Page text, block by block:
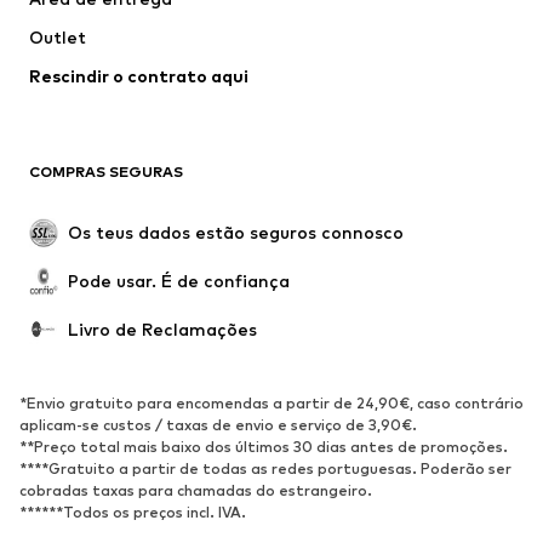
Roupa de banho
Ocasiões
Upcycling
Novidades
Botas
Sapatos
Sapatos abertos
Exclusivo
DESPORTO
Sapatilhas de desporto
Mochilas e Sacos de desporto
Acessórios de desporto
ACESSÓRIOS
Outlet
Rescindir o contrato aqui
COMPRAS SEGURAS
Os teus dados estão seguros connosco
Pode usar. É de confiança
Livro de Reclamações
*Envio gratuito para encomendas a partir de 24,90€, caso contrário
aplicam-se custos / taxas de envio e serviço de 3,90€.
**Preço total mais baixo dos últimos 30 dias antes de promoções.
****Gratuito a partir de todas as redes portuguesas. Poderão ser
cobradas taxas para chamadas do estrangeiro.
******Todos os preços incl. IVA.